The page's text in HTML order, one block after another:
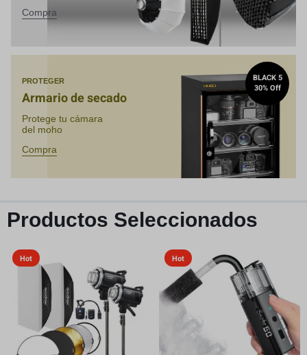
Compra
PROTEGER
Armario de secado
Protege tu cámara
del moho
Compra
BLACK 5
30% Off
Productos Seleccionados
Hot Hot